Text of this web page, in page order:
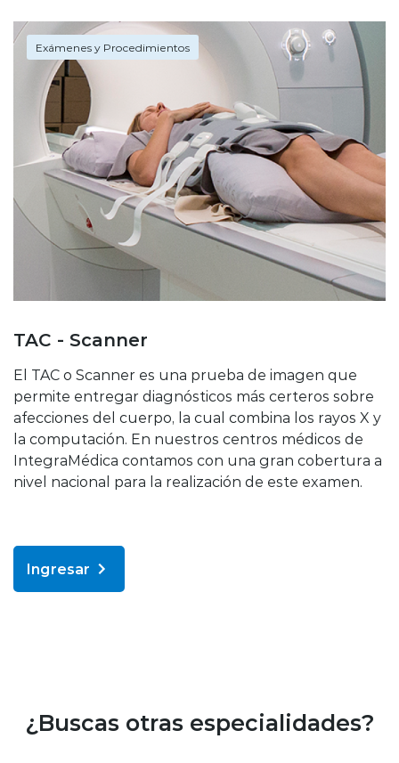
Exámenes y Procedimientos
TAC - Scanner
El TAC o Scanner es una prueba de imagen que
permite entregar diagnósticos más certeros sobre
afecciones del cuerpo, la cual combina los rayos X y
la computación. En nuestros centros médicos de
IntegraMédica contamos con una gran cobertura a
nivel nacional para la realización de este examen.
Ingresar
¿Buscas otras especialidades?